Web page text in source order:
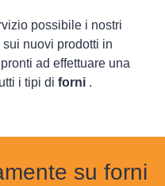
possibile i nostri
nuovi prodotti in
ad effettuare una
i tipi di forni .
su forni